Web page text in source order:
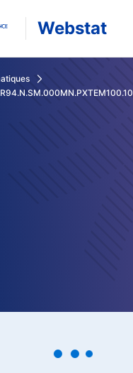
de navigation
Webstat